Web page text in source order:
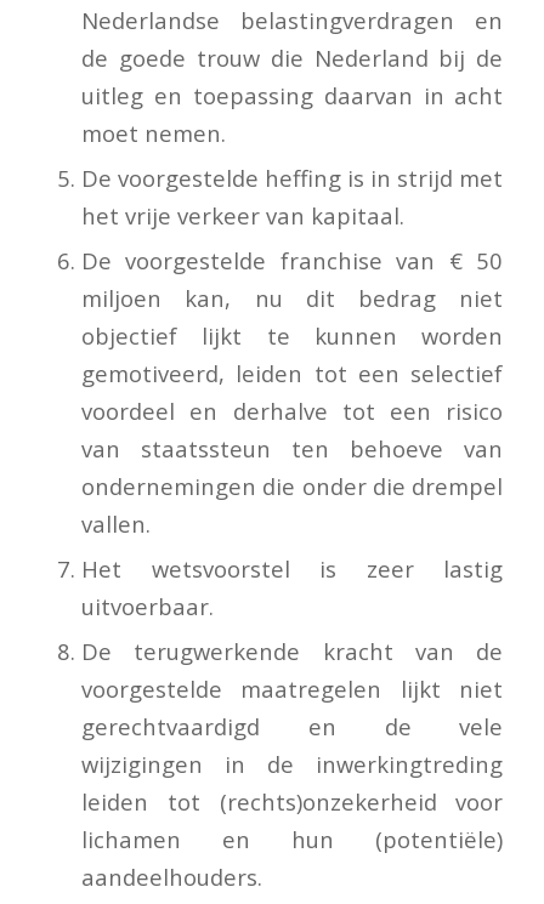
Nederlandse belastingverdragen en
de goede trouw die Nederland bij de
uitleg en toepassing daarvan in acht
moet nemen.
De voorgestelde heffing is in strijd met
het vrije verkeer van kapitaal.
De voorgestelde franchise van € 50
miljoen kan, nu dit bedrag niet
objectief lijkt te kunnen worden
gemotiveerd, leiden tot een selectief
voordeel en derhalve tot een risico
van staatssteun ten behoeve van
ondernemingen die onder die drempel
vallen.
Het wetsvoorstel is zeer lastig
uitvoerbaar.
De terugwerkende kracht van de
voorgestelde maatregelen lijkt niet
gerechtvaardigd en de vele
wijzigingen in de inwerkingtreding
leiden tot (rechts)onzekerheid voor
lichamen en hun (potentiële)
aandeelhouders.